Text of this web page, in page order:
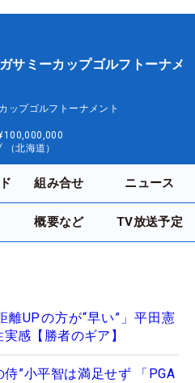
サミーカップゴルフトーナメ
ップゴルフトーナメント
北海道）
組み合せ ニュース
概要など TV放送予定
離UPの方が“早い”」平田憲
感【勝者のギア】
”小平智は満足せず 「PGA